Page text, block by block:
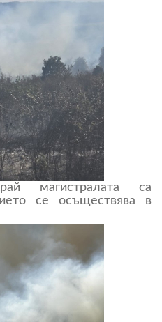
магистралата са
се осъществява в